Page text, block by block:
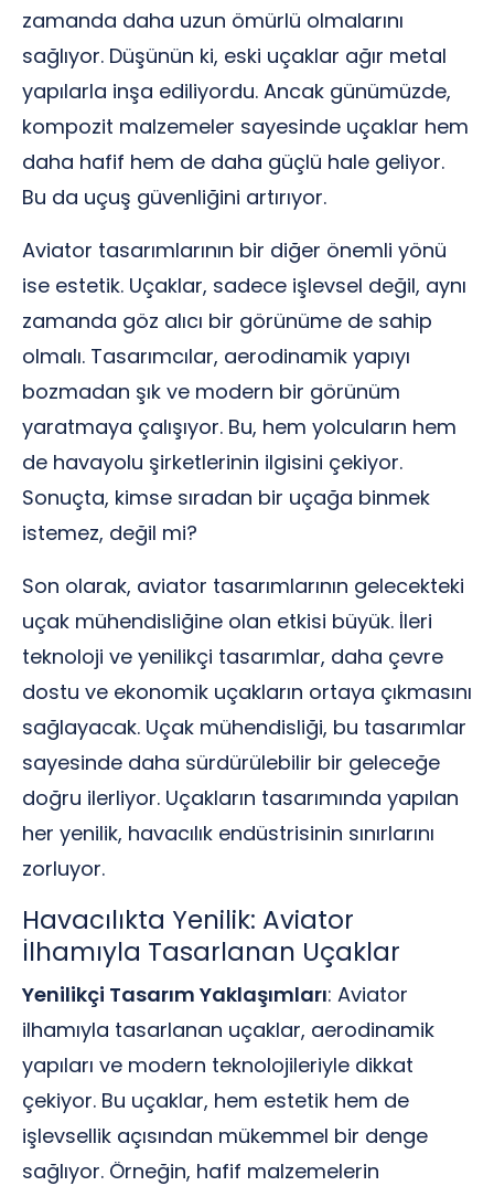
zamanda daha uzun ömürlü olmalarını
sağlıyor. Düşünün ki, eski uçaklar ağır metal
yapılarla inşa ediliyordu. Ancak günümüzde,
kompozit malzemeler sayesinde uçaklar hem
daha hafif hem de daha güçlü hale geliyor.
Bu da uçuş güvenliğini artırıyor.
Aviator tasarımlarının bir diğer önemli yönü
ise estetik. Uçaklar, sadece işlevsel değil, aynı
zamanda göz alıcı bir görünüme de sahip
olmalı. Tasarımcılar, aerodinamik yapıyı
bozmadan şık ve modern bir görünüm
yaratmaya çalışıyor. Bu, hem yolcuların hem
de havayolu şirketlerinin ilgisini çekiyor.
Sonuçta, kimse sıradan bir uçağa binmek
istemez, değil mi?
Son olarak, aviator tasarımlarının gelecekteki
uçak mühendisliğine olan etkisi büyük. İleri
teknoloji ve yenilikçi tasarımlar, daha çevre
dostu ve ekonomik uçakların ortaya çıkmasını
sağlayacak. Uçak mühendisliği, bu tasarımlar
sayesinde daha sürdürülebilir bir geleceğe
doğru ilerliyor. Uçakların tasarımında yapılan
her yenilik, havacılık endüstrisinin sınırlarını
zorluyor.
Havacılıkta Yenilik: Aviator
İlhamıyla Tasarlanan Uçaklar
Yenilikçi Tasarım Yaklaşımları: Aviator
ilhamıyla tasarlanan uçaklar, aerodinamik
yapıları ve modern teknolojileriyle dikkat
çekiyor. Bu uçaklar, hem estetik hem de
işlevsellik açısından mükemmel bir denge
sağlıyor. Örneğin, hafif malzemelerin